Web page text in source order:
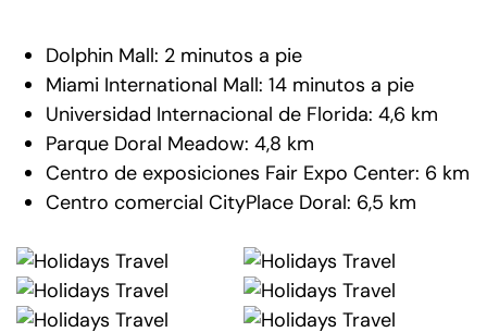
Dolphin Mall: 2 minutos a pie
Miami International Mall: 14 minutos a pie
Universidad Internacional de Florida: 4,6 km
Parque Doral Meadow: 4,8 km
Centro de exposiciones Fair Expo Center: 6 km
Centro comercial CityPlace Doral: 6,5 km